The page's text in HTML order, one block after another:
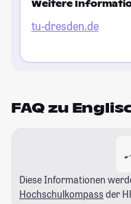
Weitere
tu-dresden.de
FAQ zu
Diese Informationen
Hochschulkompass der